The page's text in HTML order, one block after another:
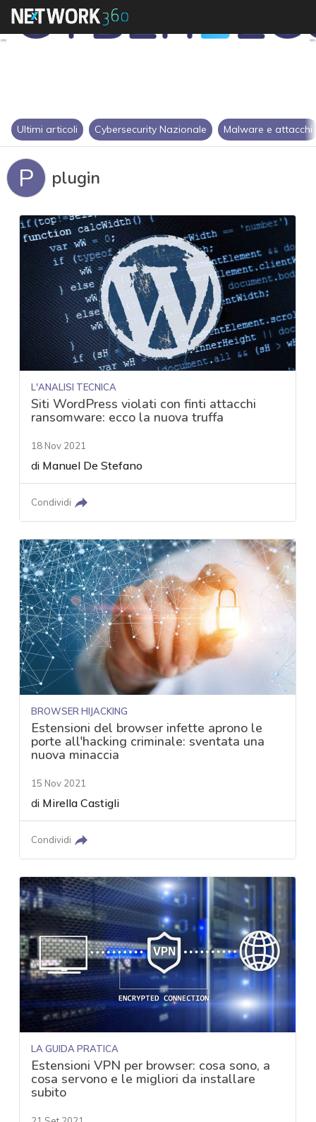
Ultimi articoli Cybersecurity Nazionale Malware e attacchi
P plugin
L'ANALISI TECNICA
Siti WordPress violati con finti attacchi
ransomware: ecco la nuova truffa
18 Nov 2021
di Manuel De Stefano
Condividi
BROWSER HIJACKING
Estensioni del browser infette aprono le
porte all'hacking criminale: sventata una
nuova minaccia
15 Nov 2021
di Mirella Castigli
Condividi
LA GUIDA PRATICA
Estensioni VPN per browser: cosa sono, a
cosa servono e le migliori da installare
subito